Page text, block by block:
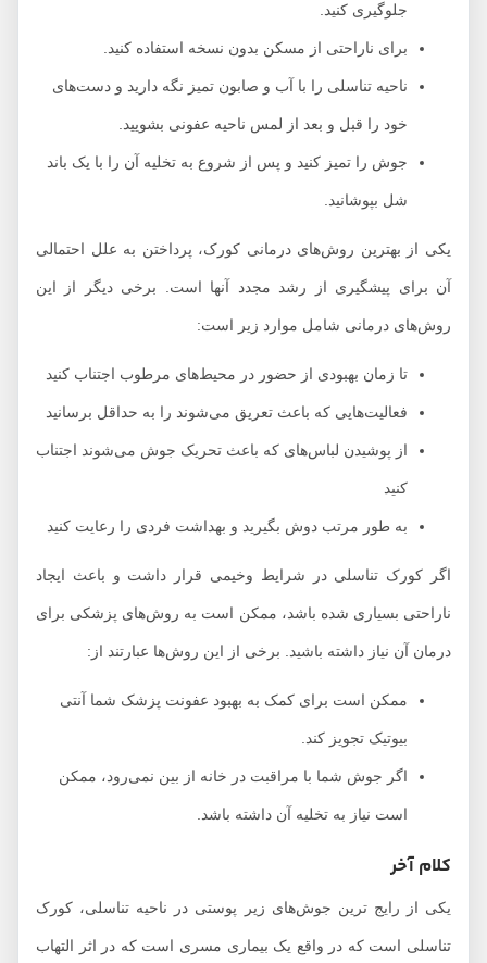
جلوگیری کنید.
برای ناراحتی از مسکن بدون نسخه استفاده کنید.
ناحیه تناسلی را با آب و صابون تمیز نگه دارید و دست‌های
خود را قبل و بعد از لمس ناحیه عفونی بشویید.
جوش را تمیز کنید و پس از شروع به تخلیه آن را با یک باند
شل بپوشانید.
یکی از بهترین روش‌های درمانی کورک، پرداختن به علل احتمالی
آن برای پیشگیری از رشد مجدد آنها است. برخی دیگر از این
روش‌های درمانی شامل موارد زیر است:
تا زمان بهبودی از حضور در محیط‌های مرطوب اجتناب کنید
فعالیت‌هایی که باعث تعریق می‌شوند را به حداقل برسانید
از پوشیدن لباس‌های که باعث تحریک جوش می‌شوند اجتناب
به طور مرتب دوش بگیرید و بهداشت فردی را رعایت کنید
اگر کورک تناسلی در شرایط وخیمی قرار داشت و باعث ایجاد
ناراحتی بسیاری شده باشد، ممکن است به روش‌های پزشکی برای
درمان آن نیاز داشته باشید. برخی از این روش‌ها عبارتند از:
ممکن است برای کمک به بهبود عفونت پزشک شما آنتی
بیوتیک تجویز کند.
اگر جوش شما با مراقبت در خانه از بین نمی‌رود، ممکن
است نیاز به تخلیه آن داشته باشد.
کلام آخر
یکی از رایج ترین جوش‌های زیر پوستی در ناحیه تناسلی، کورک
تناسلی است که در واقع یک بیماری مسری است که در اثر التهاب